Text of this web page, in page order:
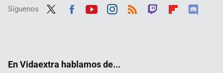
Síguenos
En Vidaextra hablamos de...